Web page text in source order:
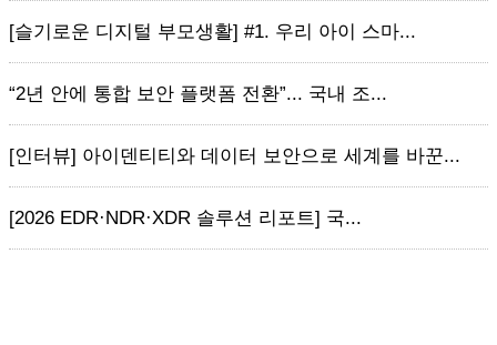
[슬기로운 디지털 부모생활] #1. 우리 아이 스마...
“2년 안에 통합 보안 플랫폼 전환”... 국내 조...
[인터뷰] 아이덴티티와 데이터 보안으로 세계를 바꾼...
[2026 EDR·NDR·XDR 솔루션 리포트] 국...